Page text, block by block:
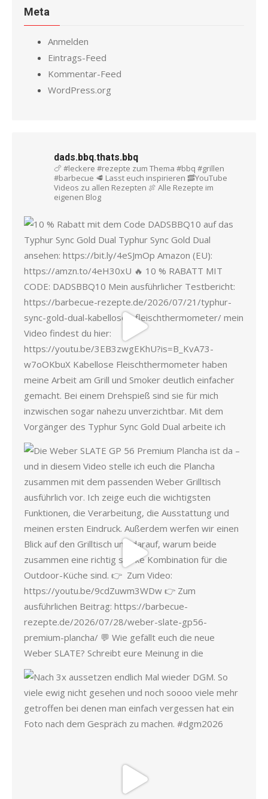
Meta
Anmelden
Eintrags-Feed
Kommentar-Feed
WordPress.org
dads.bbq.thats.bbq
🍗 #leckere #rezepte zum Thema #bbq #grillen
#barbecue 🥩 Lasst euch inspirieren 🥓YouTube
Videos zu allen Rezepten 🍖 Alle Rezepte im
eigenen Blog